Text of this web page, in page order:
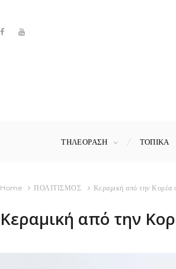
ΤΗΛΕΟΡΑΣΗ ΤΟΠΙΚΑ
Home ΠΟΛΙΤΙΣΜΟΣ Κεραμική από την
Κεραμική από την